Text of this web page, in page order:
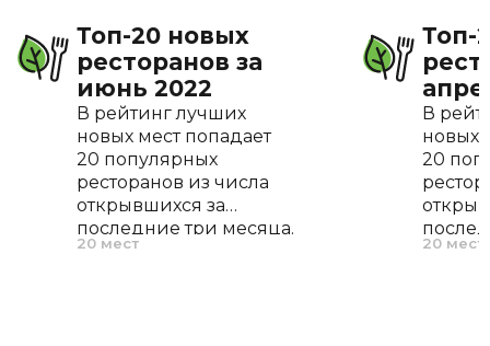
Топ-20 новых
ресторанов за
июнь 2022
В рейтинг лучших
новых мест попадает
20 популярных
ресторанов из числа
открывшихся за
последние три месяца.
По нашему опыту, это
20 мест
Топ-
В
новых
20
По
20 мест